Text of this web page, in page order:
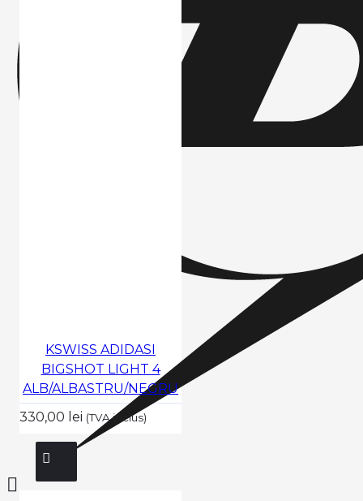
KSWISS ADIDASI
BIGSHOT LIGHT 4
ALB/ALBASTRU/NEGRU
330,00 lei (TVA inclus)